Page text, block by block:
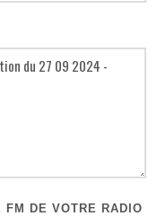
DE VOTRE RADIO